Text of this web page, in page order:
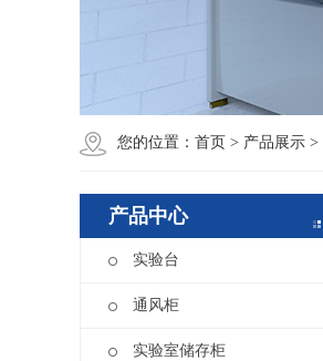
您的位置： 首页 > 产品展示 >
产品中心
实验台
通风柜
实验室储存柜